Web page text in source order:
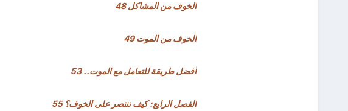
الخوف من المشاكل 48
الخوف من الموت 49
أفضل طريقة للتعامل مع الموت.. 53
الفصل الرابع: كيف ننتصر على الخوف؟ 55